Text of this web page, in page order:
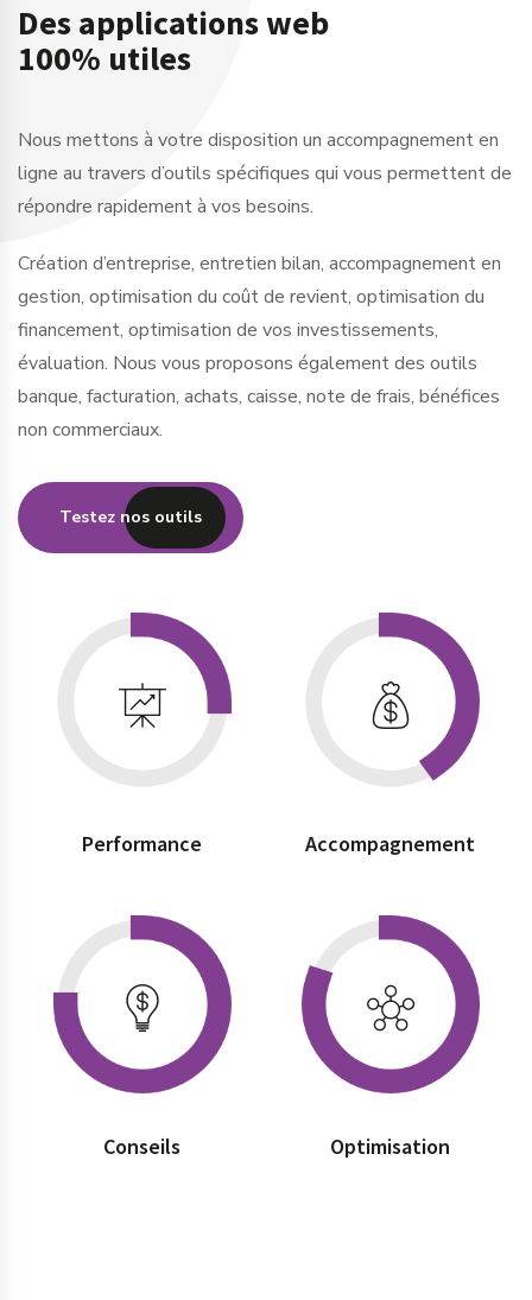
Des applications web
100% utiles
Nous mettons à votre disposition un accompagnement en
ligne au travers d’outils spécifiques qui vous permettent de
répondre rapidement à vos besoins.
Création d’entreprise, entretien bilan, accompagnement en
gestion, optimisation du coût de revient, optimisation du
financement, optimisation de vos investissements,
évaluation. Nous vous proposons également des outils
banque, facturation, achats, caisse, note de frais, bénéfices
non commerciaux.
Testez nos outils
Performance Accompagnement
Conseils Optimisation